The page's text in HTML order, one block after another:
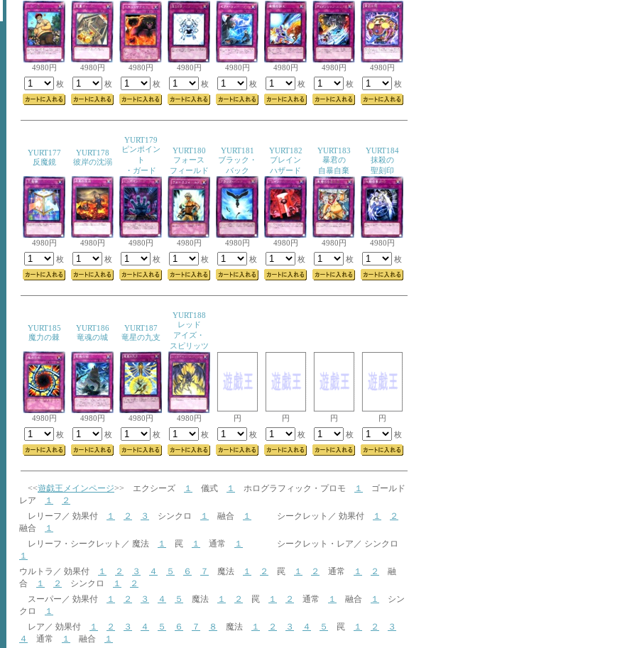
4980円
枚
4980円
枚
4980円
枚
4980円
枚
4980円
枚
4980円
枚
4980円
枚
4980円
枚
YURT177
反魔鏡
4980円
枚
YURT178
彼岸の沈溺
4980円
枚
YURT179
ピンポイン
ト
・ガード
4980円
枚
YURT180
フォース
フィールド
4980円
枚
YURT181
ブラック・
バック
4980円
枚
YURT182
ブレイン
ハザード
4980円
枚
YURT183
暴君の
自暴自棄
4980円
枚
YURT184
抹殺の
聖刻印
4980円
枚
YURT185
魔力の棘
4980円
枚
YURT186
竜魂の城
4980円
枚
YURT187
竜星の九支
4980円
枚
YURT188
レッド
アイズ・
スピリッツ
4980円
枚
円
枚
円
枚
円
枚
円
枚
<<遊戯王メインページ>> エクシーズ １ 儀式 １ ホログラフィック・プロモ １
ゴールド
レア
１
２
レリーフ／ 効果付
１ ２ ３ シンクロ １ 融合 １ シークレット／ 効果付 １
２
融合
１
レリーフ・シークレット／ 魔法
１ 罠 １ 通常 １
シークレット・レア／ シンクロ
１
ウルトラ／ 効果付
１ ２ ３ ４ ５ ６ ７ 魔法 １ ２ 罠 １ ２ 通常 １ ２
融
合
１ ２ シンクロ １
２
スーパー／ 効果付
１ ２ ３ ４ ５ 魔法 １ ２ 罠 １ ２ 通常 １ 融合 １
シン
クロ
１
レア／ 効果付
１ ２ ３ ４ ５ ６ ７ ８ 魔法 １ ２ ３ ４ ５ 罠 １ ２
３
４
通常 １ 融合 １